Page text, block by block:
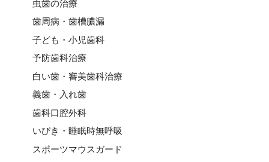
虫歯の治療
歯周病・歯槽膿漏
子ども・小児歯科
予防歯科治療
白い歯・審美歯科治療
義歯・入れ歯
歯科口腔外科
いびき・睡眠時無呼吸
スポーツマウスガード